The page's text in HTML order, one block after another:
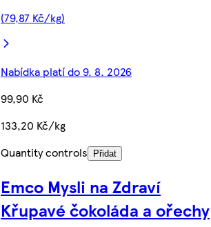
(79,87 Kč/kg)
Nabídka platí do 9. 8. 2026
99,90 Kč
133,20 Kč/kg
Quantity controls
Přidat
Emco Mysli na Zdraví
Křupavé čokoláda a ořechy